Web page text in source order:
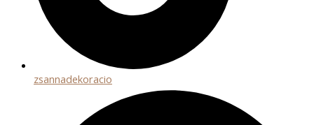
zsannadekoracio